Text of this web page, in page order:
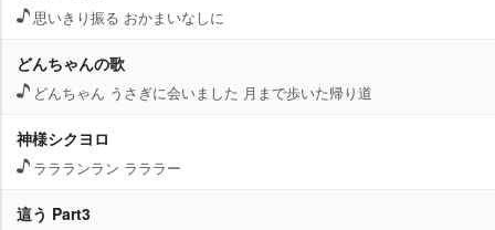
思いきり振る おかまいなしに
どんちゃんの歌
どんちゃん うさぎに会いました 月まで歩いた帰り道
神様シクヨロ
ララランラン ラララー
這う Part3